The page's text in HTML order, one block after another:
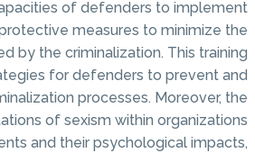
individual capacities
strategies and protective
impacts caused by the
addressed legal strategies
counteract
different manifestations of
and social movements and